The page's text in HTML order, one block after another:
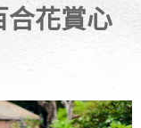
合花賞心